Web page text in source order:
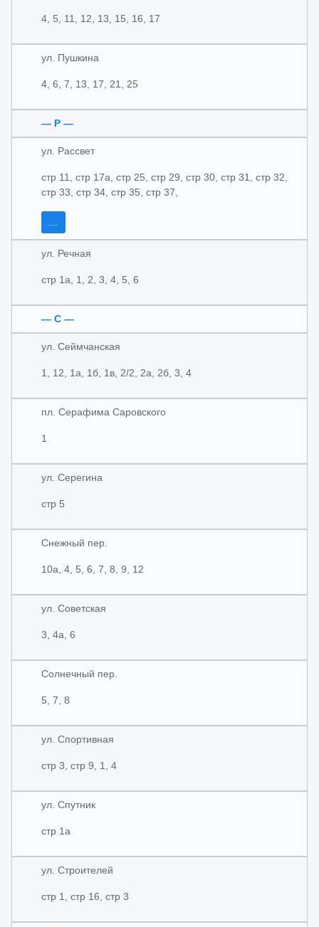
4, 5, 11, 12, 13, 15, 16, 17
ул. Пушкина
4, 6, 7, 13, 17, 21, 25
— Р —
ул. Рассвет
стр 11, стр 17а, стр 25, стр 29, стр 30, стр 31, стр 32,
стр 33, стр 34, стр 35, стр 37,
...
ул. Речная
стр 1а, 1, 2, 3, 4, 5, 6
— С —
ул. Сеймчанская
1, 12, 1а, 1б, 1в, 2/2, 2а, 2б, 3, 4
пл. Серафима Саровского
1
ул. Серегина
стр 5
Снежный пер.
10а, 4, 5, 6, 7, 8, 9, 12
ул. Советская
3, 4а, 6
Солнечный пер.
5, 7, 8
ул. Спортивная
стр 3, стр 9, 1, 4
ул. Спутник
стр 1а
ул. Строителей
стр 1, стр 16, стр 3